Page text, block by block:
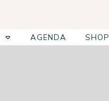
AGENDA SHOP